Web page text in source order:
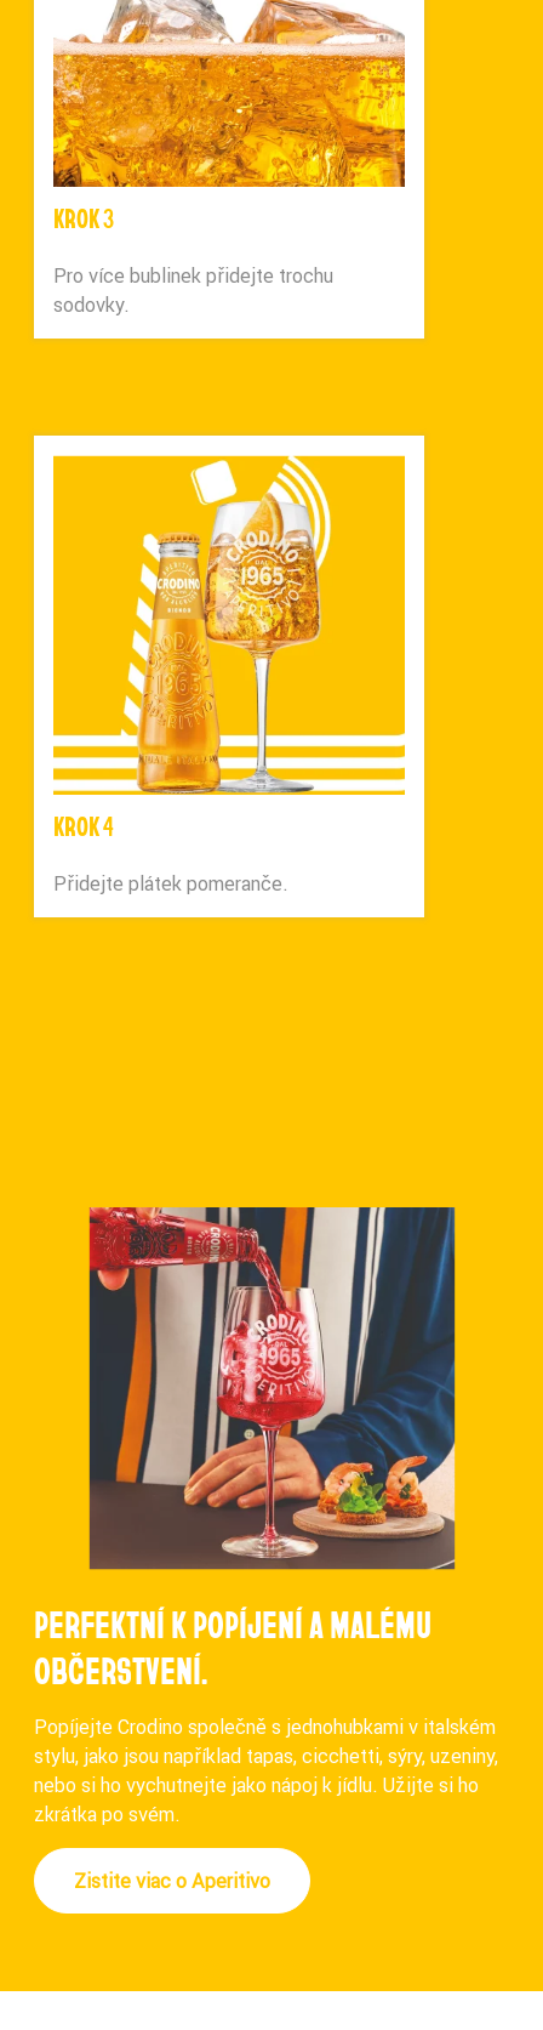
KROK 3
Pro více bublinek přidejte trochu
sodovky.
KROK 4
Přidejte plátek pomeranče.
PERFEKTNÍ K POPÍJENÍ A MALÉMU
OBČERSTVENÍ.
Popíjejte Crodino společně s jednohubkami v italském
stylu, jako jsou například tapas, cicchetti, sýry, uzeniny,
nebo si ho vychutnejte jako nápoj k jídlu. Užijte si ho
zkrátka po svém.
Zistite viac o Aperitivo